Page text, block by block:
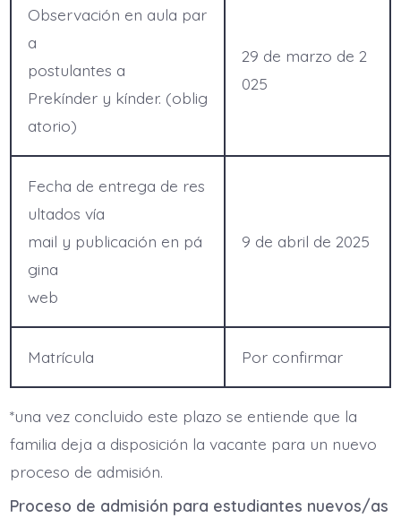
Observación en aula par
a
postulantes a
Prekínder y kínder. (oblig
atorio)
29 de marzo de 2
025
Fecha de entrega de res
ultados vía
mail y publicación en pá
gina
web
9 de abril de 2025
Matrícula Por confirmar
*una vez concluido este plazo se entiende que la
familia deja a disposición la vacante para un nuevo
proceso de admisión.
Proceso de admisión para estudiantes nuevos/as